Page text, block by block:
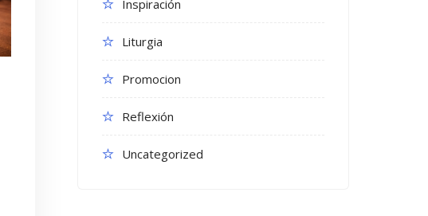
Inspiración
Liturgia
Promocion
Reflexión
Uncategorized